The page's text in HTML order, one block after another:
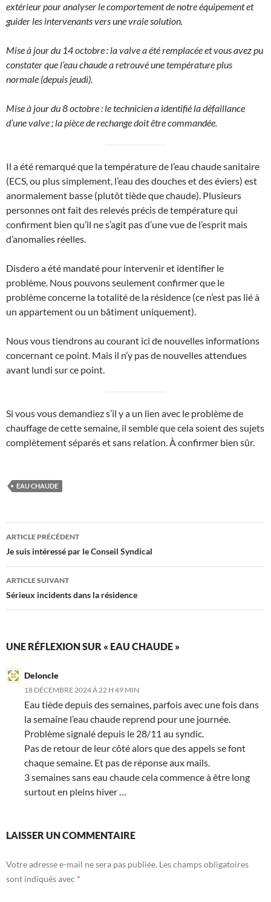
extérieur pour analyser le comportement de notre équipement et
guider les intervenants vers une vraie solution.
Mise à jour du 14 octobre : la valve a été remplacée et vous avez pu
constater que l’eau chaude a retrouvé une température plus
normale (depuis jeudi).
Mise à jour du 8 octobre : le technicien a identifié la défaillance
d’une valve ; la pièce de rechange doit être commandée.
Il a été remarqué que la température de l’eau chaude sanitaire
(ECS, ou plus simplement, l’eau des douches et des éviers) est
anormalement basse (plutôt tiède que chaude). Plusieurs
personnes ont fait des relevés précis de température qui
confirment bien qu’il ne s’agit pas d’une vue de l’esprit mais
d’anomalies réelles.
Disdero a été mandaté pour intervenir et identifier le
problème. Nous pouvons seulement confirmer que le
problème concerne la totalité de la résidence (ce n’est pas lié à
un appartement ou un bâtiment uniquement).
Nous vous tiendrons au courant ici de nouvelles informations
concernant ce point. Mais il n’y pas de nouvelles attendues
avant lundi sur ce point.
Si vous vous demandiez s’il y a un lien avec le problème de
chauffage de cette semaine, il semble que cela soient des sujets
complètement séparés et sans relation. À confirmer bien sûr.
EAU CHAUDE
Navigation
des
articles
ARTICLE PRÉCÉDENT
Je suis intéressé par le Conseil Syndical
ARTICLE SUIVANT
Sérieux incidents dans la résidence
UNE RÉFLEXION SUR « EAU CHAUDE »
Deloncle
18 DÉCEMBRE 2024 À 22 H 49 MIN
Eau tiède depuis des semaines, parfois avec une fois dans
la semaine l’eau chaude reprend pour une journée.
Problème signalé depuis le 28/11 au syndic.
Pas de retour de leur côté alors que des appels se font
chaque semaine. Et pas de réponse aux mails.
3 semaines sans eau chaude cela commence à être long
surtout en pleins hiver …
LAISSER UN COMMENTAIRE
Votre adresse e-mail ne sera pas publiée. Les champs obligatoires
sont indiqués avec *